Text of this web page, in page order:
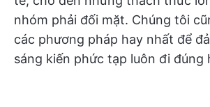
nhóm phải đối mặt. Chúng tôi
các phương pháp hay nhất để
sáng kiến phức tạp luôn đi đúng